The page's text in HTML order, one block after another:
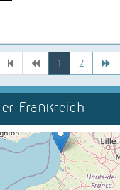
1 2
Frankreich